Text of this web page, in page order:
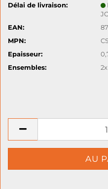
Délai de livraison:
EAN:
MPN:
Epaisseur:
Ensembles:
2x